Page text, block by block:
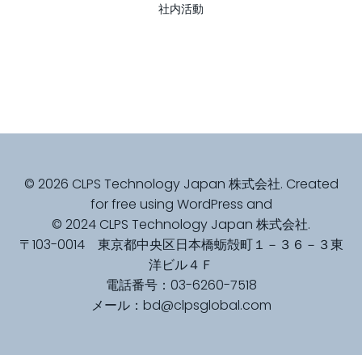
社内活動
© 2026 CLPS Technology Japan 株式会社. Created
for free using WordPress and
© 2024 CLPS Technology Japan 株式会社.
〒103-0014 東京都中央区日本橋蛎殻町１－３６－３東
洋ビル４Ｆ
電話番号：03-6260-7518
メール：bd@clpsglobal.com